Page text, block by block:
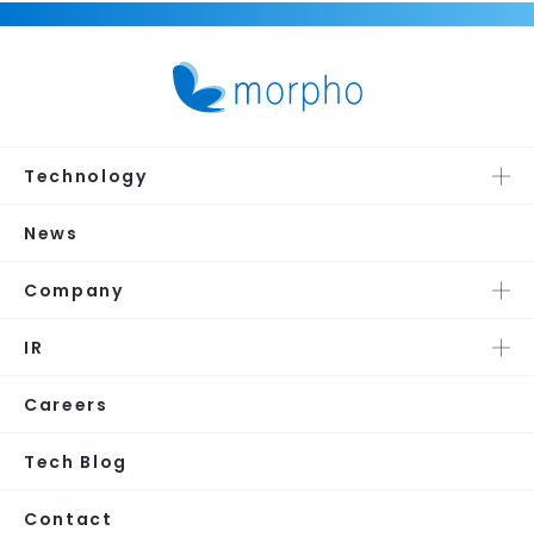
Technology
News
Company
IR
Careers
Tech Blog
Contact